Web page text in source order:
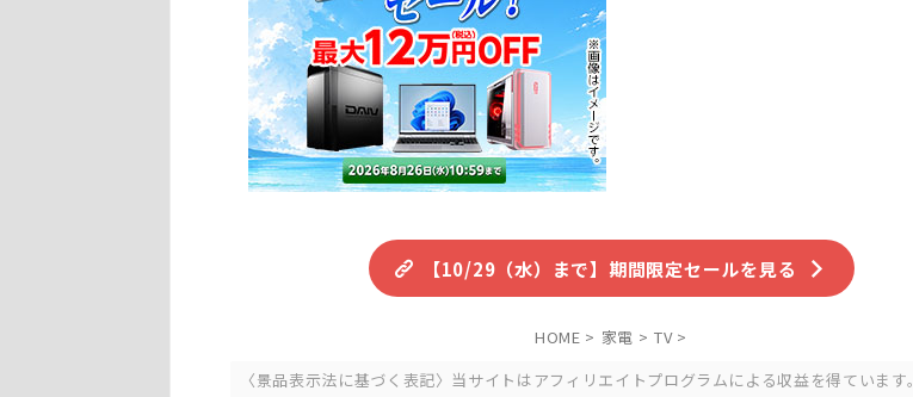
【10/29（水）まで】期間限定セールを見る
HOME > 家電 > TV >
〈景品表示法に基づく表記〉当サイトはアフィリエイトプログラムによる収益を得ています。